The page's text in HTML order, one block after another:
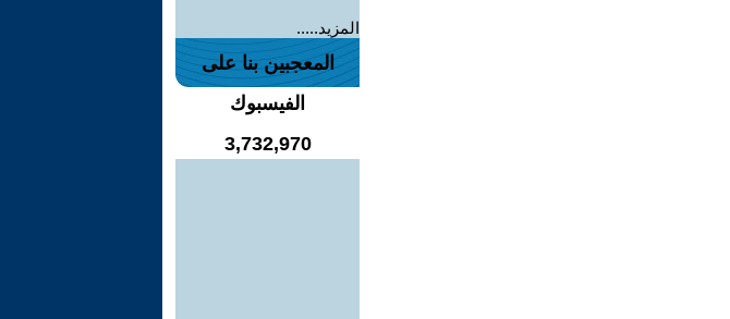
المزيد.....
المعجبين بنا على
الفيسبوك
3,732,970